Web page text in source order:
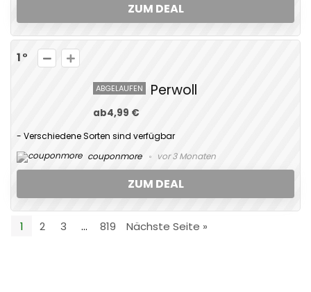
ZUM DEAL
1
ABGELAUFEN Perwoll
ab4,99 €
- Verschiedene Sorten sind verfügbar
couponmore
vor 3 Monaten
ZUM DEAL
1 2 3 … 819 Nächste Seite »